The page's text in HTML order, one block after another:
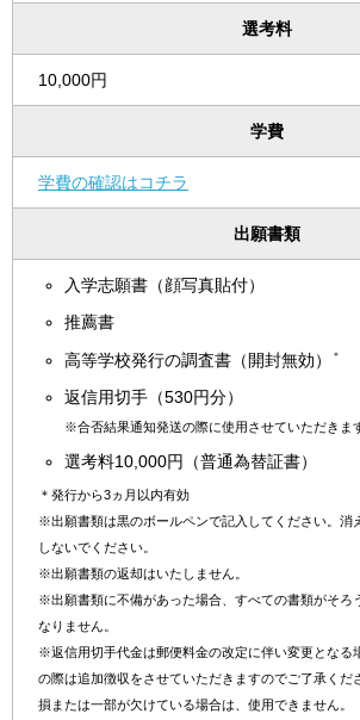
選考料
10,000円
学費
学費の確認はコチラ
出願書類
入学志願書（顔写真貼付）
推薦書
高等学校発行の調査書（開封無効）
＊
返信用切手（530円分）
※合否結果通知発送の際に使用させていただきま
選考料10,000円（普通為替証書）
＊ 発行から3ヵ月以内有効
※出願書類は黒のボールペンで記入してください。消
しないでください。
※出願書類の返却はいたしません。
※出願書類に不備があった場合、すべての書類がそろ
なりません。
※返信用切手代金は郵便料金の改定に伴い変更となる
の際は追加徴収をさせていただきますのでご了承くだ
損または一部が欠けている場合は、使用できません。